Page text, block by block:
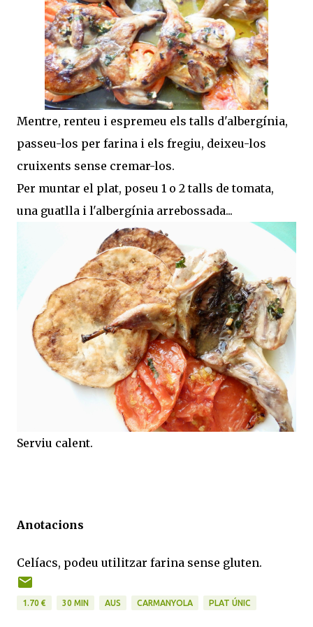
Mentre, renteu i espremeu els talls d'albergínia,
passeu-los per farina i els fregiu, deixeu-los
cruixents sense cremar-los.
Per muntar el plat, poseu 1 o 2 talls de tomata,
una guatlla i l'albergínia arrebossada...
Serviu calent.
Anotacions
Celíacs, podeu utilitzar farina sense gluten.
1.70 € 30 MIN AUS CARMANYOLA PLAT ÚNIC